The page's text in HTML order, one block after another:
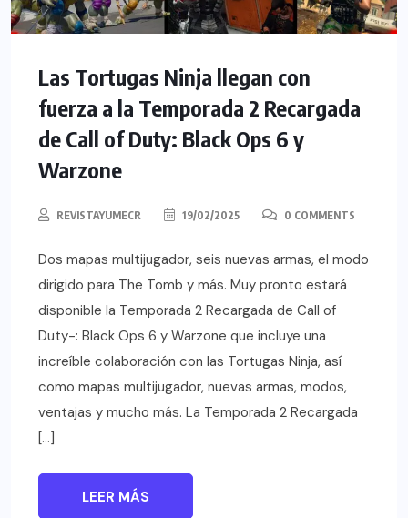
Las Tortugas Ninja llegan con
fuerza a la Temporada 2 Recargada
de Call of Duty: Black Ops 6 y
Warzone
REVISTAYUMECR 19/02/2025 0 COMMENTS
Dos mapas multijugador, seis nuevas armas, el modo
dirigido para The Tomb y más. Muy pronto estará
disponible la Temporada 2 Recargada de Call of
Duty-: Black Ops 6 y Warzone que incluye una
increíble colaboración con las Tortugas Ninja, así
como mapas multijugador, nuevas armas, modos,
ventajas y mucho más. La Temporada 2 Recargada
[…]
LEER MÁS